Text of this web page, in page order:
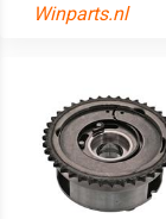
Winparts.nl